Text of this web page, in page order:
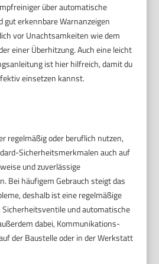
über automatische
erkennbare Warnanzeigen
vor Unachtsamkeiten wie dem
einer Überhitzung. Auch eine leicht
ist hier hilfreich, damit du
einsetzen kannst.
regelmäßig oder beruflich nutzen,
Sicherheitsmerkmalen auch auf
und zuverlässige
Bei häufigem Gebrauch steigt das
deshalb ist eine regelmäßige
und automatische
dabei, Kommunikations-
der Baustelle oder in der Werkstatt